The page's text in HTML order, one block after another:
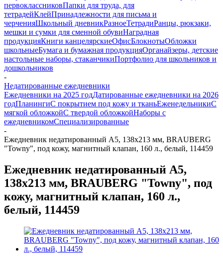
первоклассниковПапки для труда, для
тетрадейКлейПринадлежности для письма и
черченияШкольный дневникРазноеТетрадиРанцы, рюкзаки,
мешки и сумки для сменной обувиНаградная
продукцияКниги канцелярскиеОфисБлокнотыОбложки
школьныеБумага и бумажная продукцияОрганайзеры, детские
настольные наборы, стаканчикиПортфолио для школьников и
дошкольников
-
Недатированные ежедневники
Ежедневники на 2025 годДатированные ежедневники на 2026
годПланингиС покрытием под кожу и тканьЕженедельникиС
мягкой обложкойС твердой обложкойНаборы с
ежедневникомСпециализированные
-
Ежедневник недатированный А5, 138х213 мм, BRAUBERG
"Towny", под кожу, магнитный клапан, 160 л., белый, 114459
Ежедневник недатированный А5,
138х213 мм, BRAUBERG "Towny", под
кожу, магнитный клапан, 160 л.,
белый, 114459